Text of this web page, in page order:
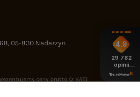
,05-830 Nadarzyn
ceny brutto (z VAT).
4.9
29 782
opinii
z całego